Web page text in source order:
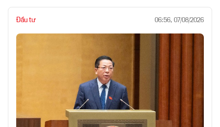
Đầu tư 06:56, 07/08/2026